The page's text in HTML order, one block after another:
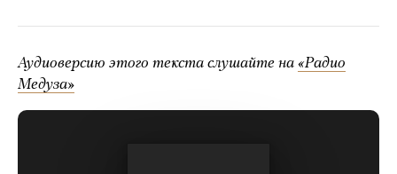
Аудиоверсию этого текста слушайте на «Радио
Медуза»